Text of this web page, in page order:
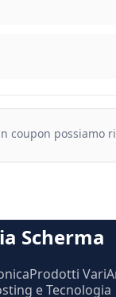
possiamo
Scherma
Prodotti Vari
e Tecnologia